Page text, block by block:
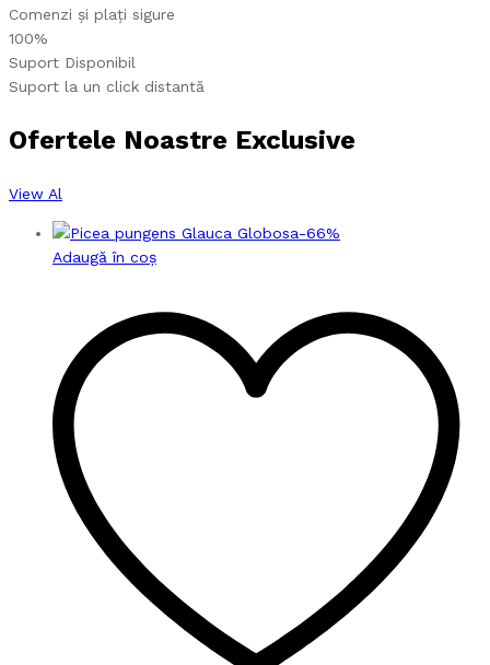
Comenzi și plați sigure
100%
Suport Disponibil
Suport la un click distantă
Ofertele Noastre Exclusive
View Al
-66%
Adaugă în coș